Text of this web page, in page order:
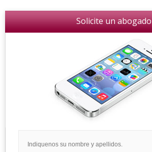
Solicite un abogado